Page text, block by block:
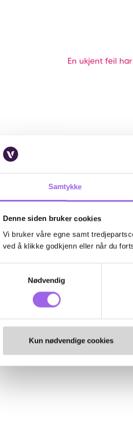
Samtykke
Denne siden bruker cookies
Vi bruker våre egne samt
ved å klikke godkjenn eller når du
Nødvendig
Kun nødvendige cookies
En ukjent feil